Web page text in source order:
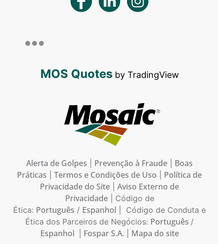
MOS Quotesby TradingView
Alerta de Golpes Prevenção à Fraude
Boas
Práticas
Termos e Condições de Uso
Política de
Privacidade do Site
Aviso Externo de
Privacidade| Código de
Ética: Português / Espanhol | Código de Conduta e
Ética dos Parceiros de Negócios: Português /
Espanhol Fospar S.A. Mapa do site